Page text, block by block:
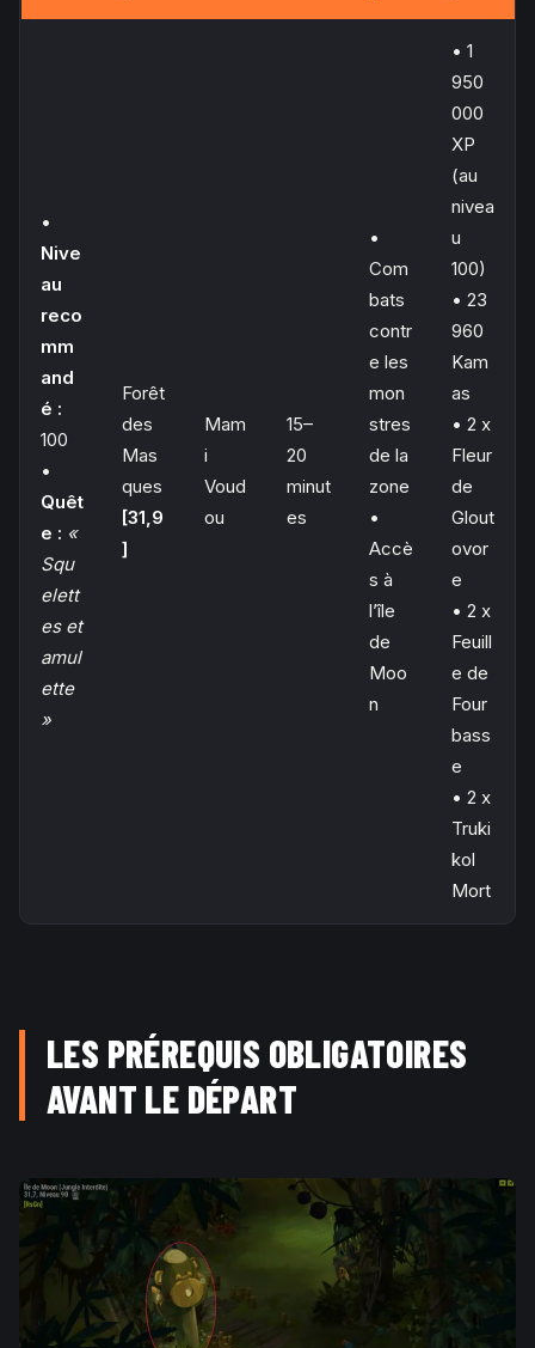
•
Nive
au
reco
mm
and
é :
100
•
Quêt
e : «
Squ
elett
es et
amul
ette
»
Forêt
des
Mas
ques
[31,9
]
Mam
i
Voud
ou
15–
20
minut
es
•
Com
bats
contr
e les
mon
stres
de la
zone
•
Accè
s à
l’île
de
Moo
n
• 1
950
000
XP
(au
nivea
u
100)
• 23
960
Kam
as
• 2 x
Fleur
de
Glout
ovor
e
• 2 x
Feuill
e de
Four
bass
e
• 2 x
Truki
kol
Mort
LES PRÉREQUIS OBLIGATOIRES
AVANT LE DÉPART